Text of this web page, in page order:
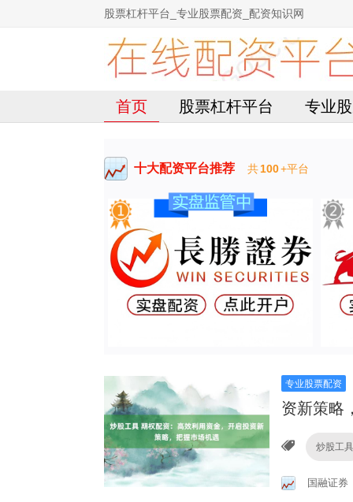
股票杠杆平台_专业股票配资_配资知识网
首页 股票杠杆平台 专业
十大配资平台推荐 共100+平台
专业股票配资
资新策略
炒股工具
国融证券